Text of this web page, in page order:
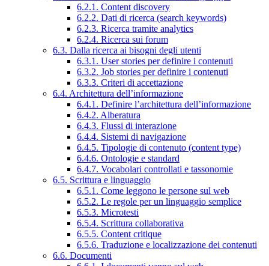
6.2.1. Content discovery
6.2.2. Dati di ricerca (search keywords)
6.2.3. Ricerca tramite analytics
6.2.4. Ricerca sui forum
6.3. Dalla ricerca ai bisogni degli utenti
6.3.1. User stories per definire i contenuti
6.3.2. Job stories per definire i contenuti
6.3.3. Criteri di accettazione
6.4. Architettura dell’informazione
6.4.1. Definire l’architettura dell’informazione
6.4.2. Alberatura
6.4.3. Flussi di interazione
6.4.4. Sistemi di navigazione
6.4.5. Tipologie di contenuto (content type)
6.4.6. Ontologie e standard
6.4.7. Vocabolari controllati e tassonomie
6.5. Scrittura e linguaggio
6.5.1. Come leggono le persone sul web
6.5.2. Le regole per un linguaggio semplice
6.5.3. Microtesti
6.5.4. Scrittura collaborativa
6.5.5. Content critique
6.5.6. Traduzione e localizzazione dei contenuti
6.6. Documenti